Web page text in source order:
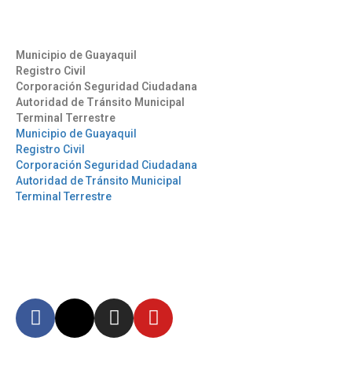
Municipio de Guayaquil
Registro Civil
Corporación Seguridad Ciudadana
Autoridad de Tránsito Municipal
Terminal Terrestre
Municipio de Guayaquil
Registro Civil
Corporación Seguridad Ciudadana
Autoridad de Tránsito Municipal
Terminal Terrestre